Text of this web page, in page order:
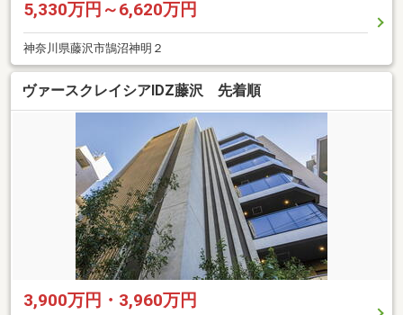
5,330万円～6,620万円
神奈川県藤沢市鵠沼神明２
ヴァースクレイシアIDZ藤沢 先着順
3,900万円・3,960万円